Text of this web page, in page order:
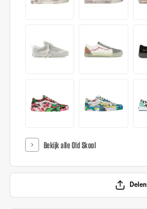
Bekijk alle Old Skool
Delen